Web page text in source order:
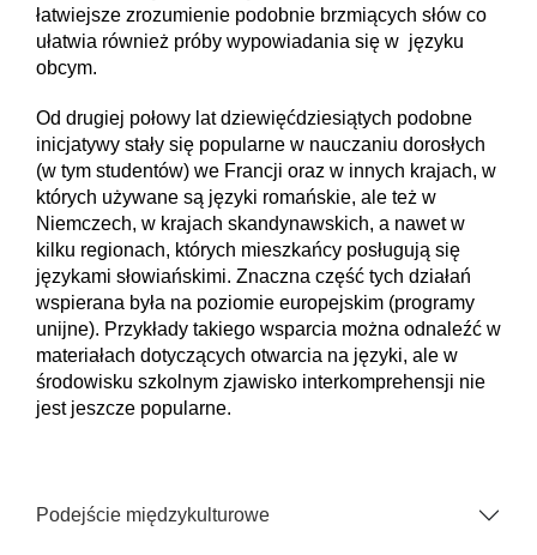
łatwiejsze zrozumienie podobnie brzmiących słów co
ułatwia również próby wypowiadania się w języku
obcym.
Od drugiej połowy lat dziewięćdziesiątych podobne
inicjatywy stały się popularne w nauczaniu dorosłych
(w tym studentów) we Francji oraz w innych krajach, w
których używane są języki romańskie, ale też w
Niemczech, w krajach skandynawskich, a nawet w
kilku regionach, których mieszkańcy posługują się
językami słowiańskimi. Znaczna część tych działań
wspierana była na poziomie europejskim (programy
unijne). Przykłady takiego wsparcia można odnaleźć w
materiałach dotyczących otwarcia na języki, ale w
środowisku szkolnym zjawisko interkomprehensji nie
jest jeszcze popularne.
Podejście międzykulturowe